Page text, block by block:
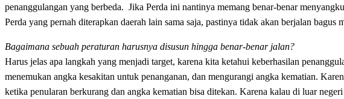
penanggulangan yang berbeda. Jika Perda ini nantinya memang benar-benar
Perda yang pernah diterapkan daerah lain sama saja, pastinya tidak akan berjalan
Bagaimana sebuah peraturan harusnya disusun hingga benar-benar jalan?
Harus jelas apa langkah yang menjadi target, karena kita ketahui keberhasilan
menemukan angka kesakitan untuk penanganan, dan mengurangi angka kematian.
ketika penularan berkurang dan angka kematian bisa ditekan. Karena kalau di luar